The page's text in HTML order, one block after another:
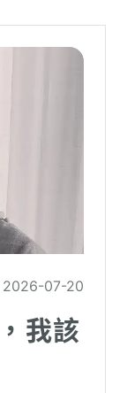
2026-07-20
我該